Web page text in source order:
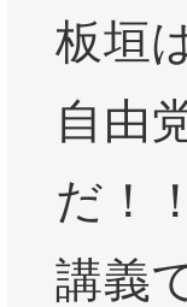
板垣
自由
だ！
講義